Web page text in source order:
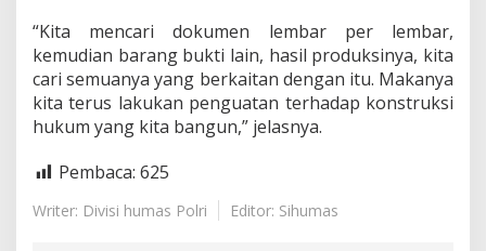
“Kita mencari dokumen lembar per lembar,
kemudian barang bukti lain, hasil produksinya, kita
cari semuanya yang berkaitan dengan itu. Makanya
kita terus lakukan penguatan terhadap konstruksi
hukum yang kita bangun,” jelasnya.
Pembaca: 625
Writer: Divisi humas Polri Editor: Sihumas